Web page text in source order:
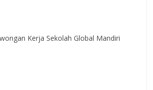
Kerja Sekolah Global Mandiri